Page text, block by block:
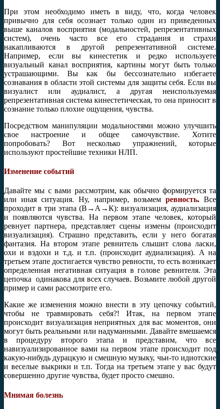
При этом необходимо иметь в виду, что, когда человек
привычно для себя осознает только один из приведенных
выше каналов восприятия (модальностей, репрезентативных
систем), очень часто все его страдания и страхи
накапливаются в другой репрезентативной системе.
Например, если вы кинестетик и редко используете
визуальный канал восприятия, картины могут быть только
устрашающими. Вы как бы бессознательно избегаете
сознавания в области этой системы для защиты себя. Если вы
визуалист или аудиалист, а другая неиспользуемая
репрезентативная система кинестетическая, то она приносит в
сознание только плохие ощущения, чувства.
Посредством манипуляции модальностями можно улучшить
свое настроение и общее самочувствие. Хотите
попробовать? Вот несколько упражнений, которые
используют простейшие техники НЛП.
Изменение событий
Давайте мы с вами рассмотрим, как обычно формируется та
или иная ситуация. Ну, например, возьмем ревность.Все
проходит в три этапа (В→А→К): визуализация, аудиализация
и появляются чувства. На первом этапе человек, который
ревнует партнера, представляет сцены измены (происходит
визуализация). Страшно представить, если у него богатая
фантазия. На втором этапе ревнитель слышит слова ласки,
охи и вздохи и т.д. и т.п. (происходит аудиализация). А на
третьем этапе достигается чувство ревности, то есть возникает
определенная негативная ситуация в голове ревнителя. Эта
цепочка одинакова для всех случаев. Возьмите любой другой
пример и сами рассмотрите его.
Какие же изменения можно внести в эту цепочку событий,
чтобы не травмировать себя?! Итак, на первом этапе
происходит визуализация неприятных для вас моментов, они
могут быть реальными или надуманными. Давайте вмешаемся
в процедуру второго этапа и представим, что все
навизуализированное вами на первом этапе происходит под
какую-нибудь дурацкую и смешную музыку, чьи-то идиотские
и веселые выкрики и т.п. Тогда на третьем этапе у вас будут
совершенно другие чувства, будет просто смешно.
Мнимая болезнь